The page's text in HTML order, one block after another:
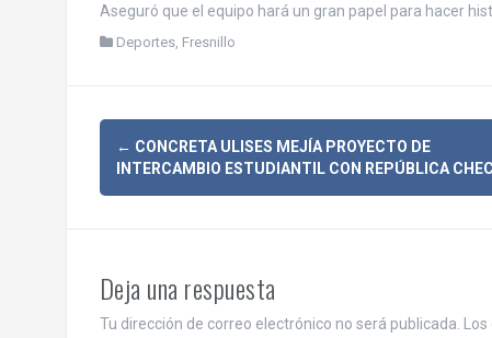
Aseguró que el equipo hará un gran papel para hacer
Deportes, Fresnillo
N
a
e
← CONCRETA ULISES MEJÍA PROYECTO DE
INTERCAMBIO ESTUDIANTIL CON REPÚBLICA
Deja una respuesta
Tu dirección de correo electrónico no será publicada.